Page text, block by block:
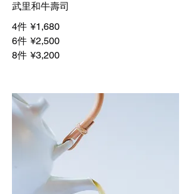
武里和牛壽司
4件 ¥1,680
6件 ¥2,500
8件 ¥3,200